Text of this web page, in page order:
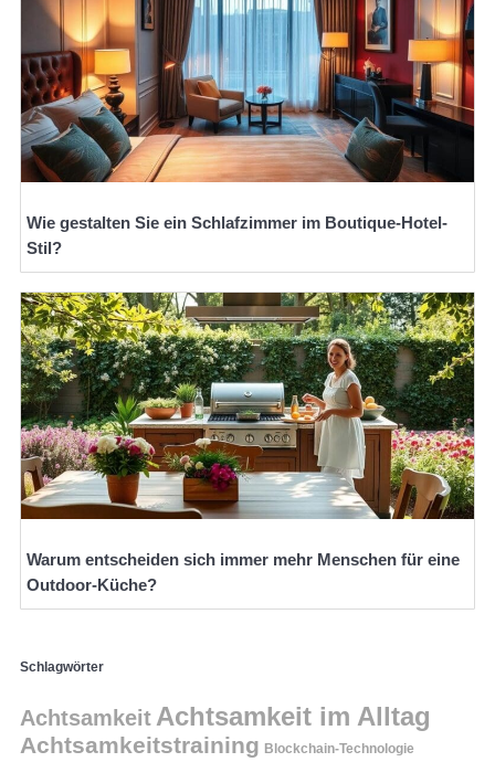
Wie gestalten Sie ein Schlafzimmer im Boutique-Hotel-
Stil?
Warum entscheiden sich immer mehr Menschen für eine
Outdoor-Küche?
Schlagwörter
Achtsamkeit Achtsamkeit im Alltag
Achtsamkeitstraining Blockchain-Technologie